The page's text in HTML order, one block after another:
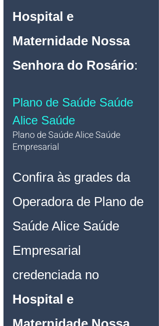
Hospital e
Maternidade Nossa
Senhora do Rosário:
Plano de Saúde Saúde
Alice Saúde
Plano de Saúde Alice Saúde
Empresarial
Confira às grades da
Operadora de Plano de
Saúde Alice Saúde
Empresarial
credenciada no
Hospital e